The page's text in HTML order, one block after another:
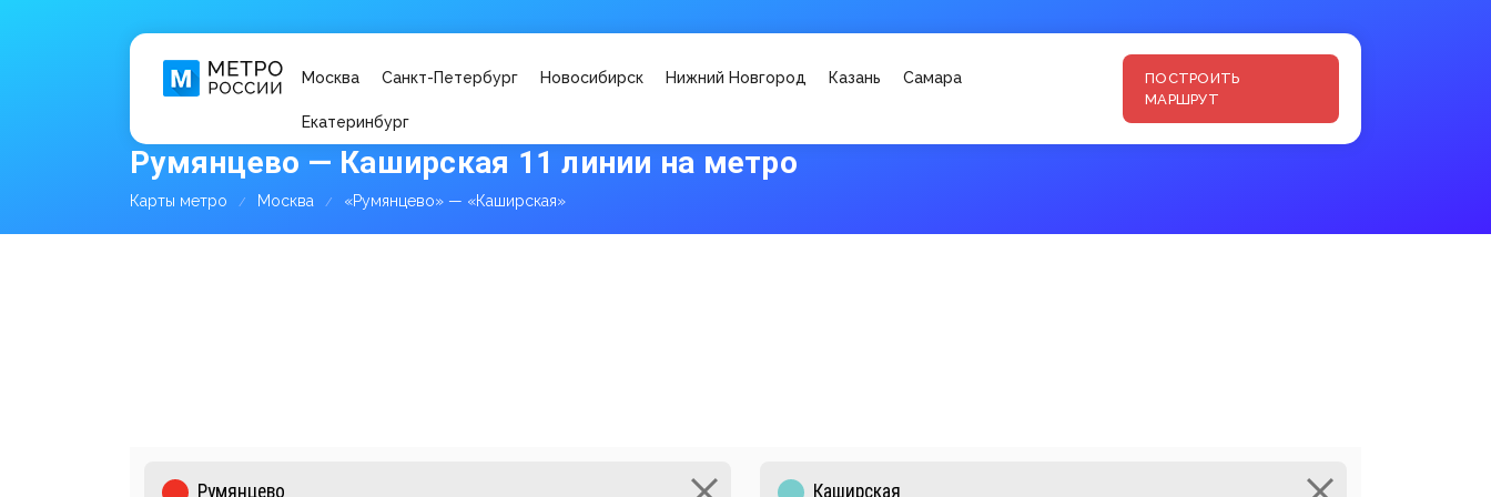
Москва Санкт-Петербург Новосибирск Нижний Новгород Казань Самара
Екатеринбург
ПОСТРОИТЬ
МАРШРУТ
Румянцево — Каширская 11 линии на метро
Карты метро Москва «Румянцево» — «Каширская»